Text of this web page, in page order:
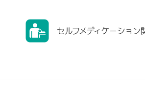
セルフメディケーション